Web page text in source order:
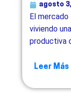
agosto
El
viviendo
productiva
Leer Más